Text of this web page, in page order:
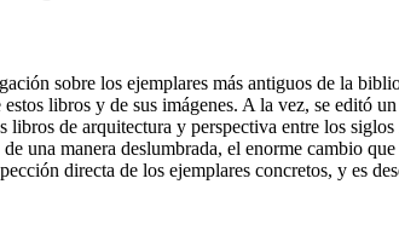
sobre los ejemplares más antiguos de la
libros y de sus imágenes. A la vez, se editó
libros de arquitectura y perspectiva entre los
una manera deslumbrada, el enorme cambio
directa de los ejemplares concretos, y es